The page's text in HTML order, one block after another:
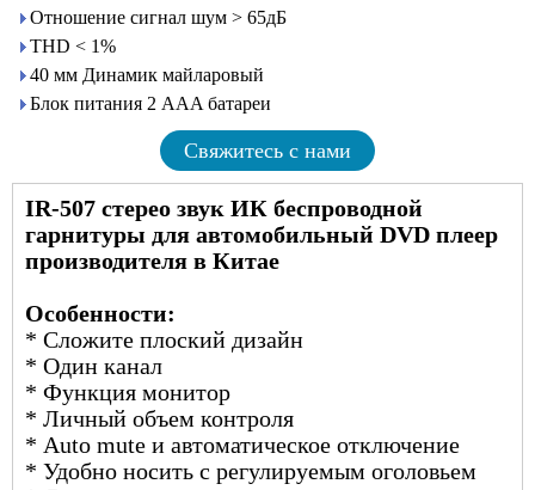
Отношение сигнал шум > 65дБ
THD < 1%
40 мм Динамик майларовый
Блок питания 2 AAA батареи
Свяжитесь с нами
IR-507 стерео звук ИК беспроводной
гарнитуры для автомобильный DVD плеер
производителя в Китае
Особенности:
* Сложите плоский дизайн
* Один канал
* Функция монитор
* Личный объем контроля
* Auto mute и автоматическое отключение
* Удобно носить с регулируемым оголовьем